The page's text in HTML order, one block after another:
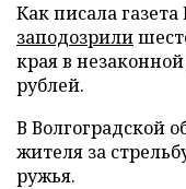
Как писала
заподозрили
края в
рублей.
В Волгоградской
жителя за
ружья.